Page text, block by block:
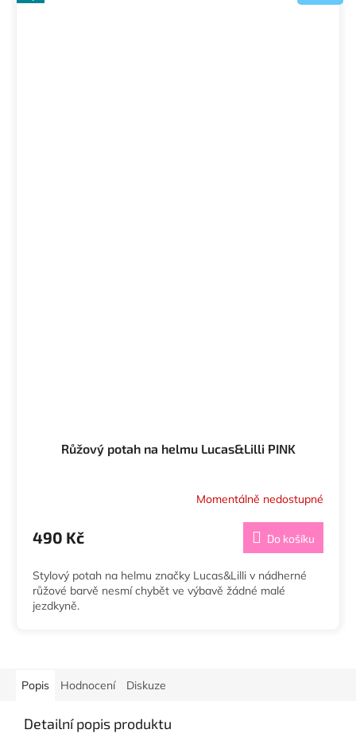
Růžový potah na helmu Lucas&Lilli PINK
produktu
je
z
5
hvězdiček.
Momentálně nedostupné
490 Kč Do košíku
Stylový potah na helmu značky Lucas&Lilli v nádherné
růžové barvě nesmí chybět ve výbavě žádné malé
jezdkyně.
Popis Hodnocení Diskuze
Detailní popis produktu